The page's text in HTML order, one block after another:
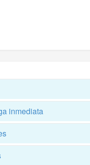
inmediata